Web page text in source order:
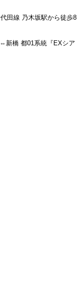
田線 乃木坂駅から徒歩8
新橋 都01系統『EXシア